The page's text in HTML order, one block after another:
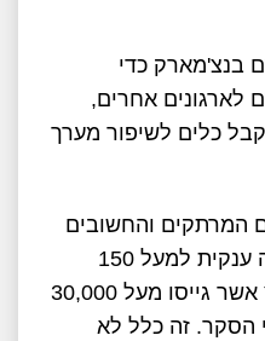
בנצ'מארק כדי
לארגונים אחרים,
כלים לשיפור מערך
המרתקים והחשובים
– אנחנו רוצים להגיד תודה ענקית למעל 150
הארגונים המובילים בארץ אשר גייסו מעל 30,000
הסקר. זה כלל לא